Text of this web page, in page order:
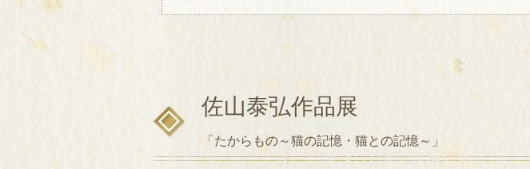
佐山泰弘作品展
「たからもの～猫の記憶・猫との記憶～」